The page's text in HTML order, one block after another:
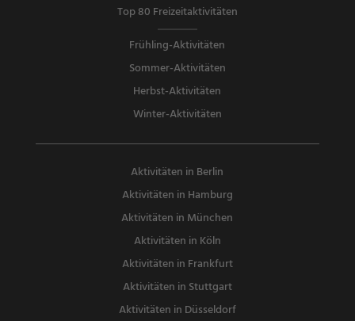
Top 80 Freizeitaktivitäten
Frühling-Aktivitäten
Sommer-Aktivitäten
Herbst-Aktivitäten
Winter-Aktivitäten
Aktivitäten in Berlin
Aktivitäten in Hamburg
Aktivitäten in München
Aktivitäten in Köln
Aktivitäten in Frankfurt
Aktivitäten in Stuttgart
Aktivitäten in Düsseldorf